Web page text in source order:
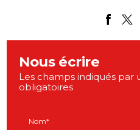
Nous écrire
Les champs indiqués par
obligatoires
Nom*